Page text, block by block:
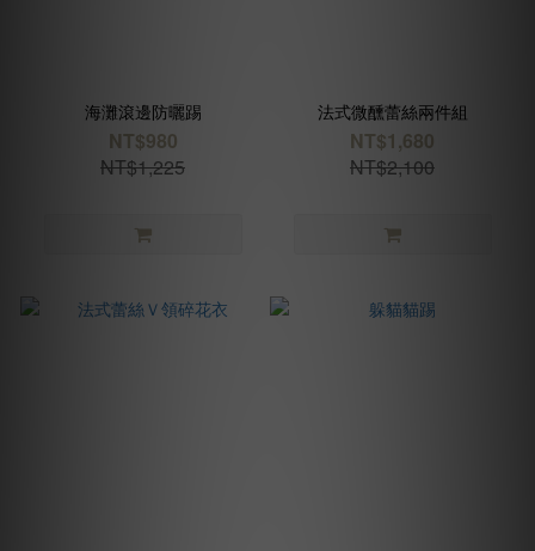
海灘滾邊防曬踢
NT$980
NT$1,225
法式微醺蕾絲兩件組
NT$1,680
NT$2,100